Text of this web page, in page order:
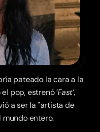
pateado la cara a la
pop, estrenó ‘Fast’,
a ser la "artista de
entero.